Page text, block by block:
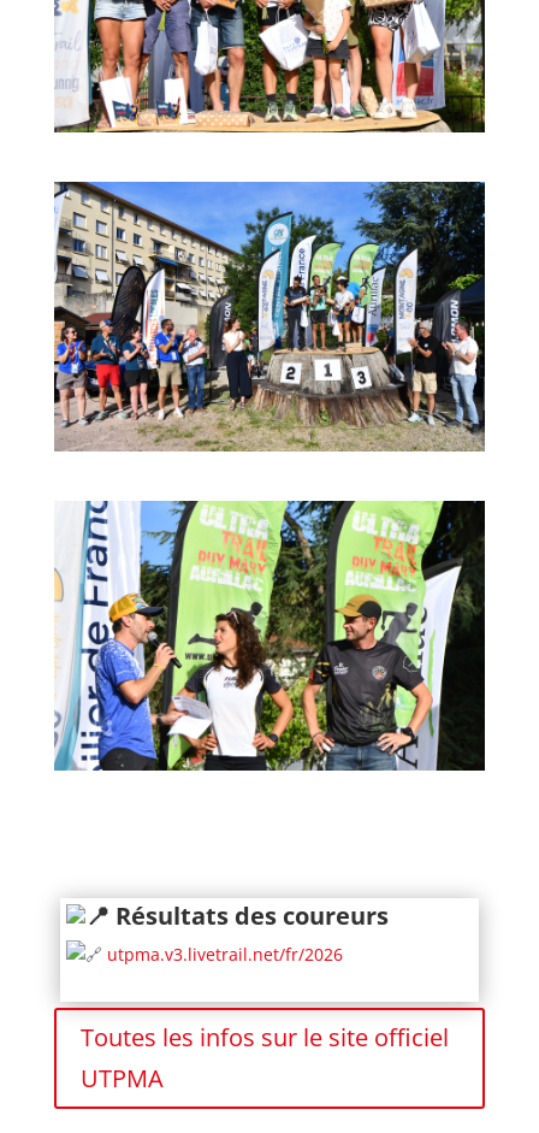
Résultats des coureurs
utpma.v3.livetrail.net/fr/2026
Toutes les infos sur le site officiel
UTPMA